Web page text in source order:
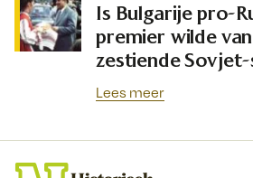
Is Bulgarije pro-
premier wilde
zestiende
Lees meer